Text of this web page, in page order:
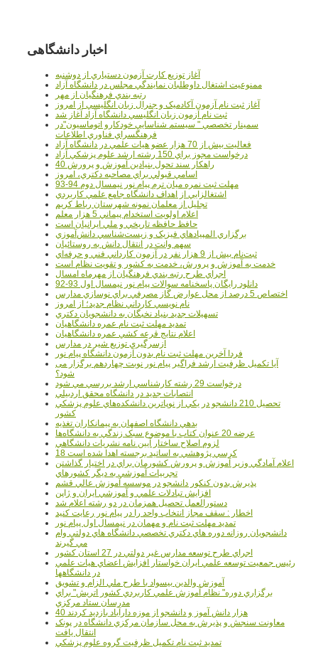
اخبار دانشگاهی
آغاز توزيع کارت آزمون دستياري از دوشنبه
ممنوعيت اشتغال داوطلبان نمايندگي مجلس در دانشگاه آزاد
رتبه بندي فرهنگيان از مهر
آغاز ثبت نام آزمون آکادميک و جنرال زبان انگليسي از امروز
ثبت نام آزمون زبان انگليسي دانشگاه آزاد آغاز شد
سمينار تخصصي " سيستم شناسايي خودکارو اتوماسيون"در
فرهنگسراي فناوري اطلاعات
فعاليت بيش از 70 هزار عضو هيات علمي در دانشگاه آزاد
درخواست مجوز براي 150 رشته ارشد علوم پزشکي آزاد
40 راهکار سند تحول بنيادين آموزش و پرورش
اسامي قبولي براي مصاحبه دکتري، امروز
مهلت ثبت نمره میان ترم پیام نور نیمسال دوم 94-93
اشتغالزايي از اهداف دانشگاه جامع علمي کاربردي
تجليل از معلمان نمونه شهرستان رباط کريم
اعلام اولويت استخدام پيماني 5 هزار معلم
حافظ حافظه تاريخي و ملي ايرانيان است
برگزاري المپيادهاي فيزيک و زيست‌شناسي دانش‌آموزي
سهم وانت در انتقال دانش به روستائيان
ثبت‌نام بيش از 9 هزار نفر در آزمون کارداني فني و حرفه‌اي
خدمت به آموزش و پرورش، خدمت به کشور و تقويت نظام است
اجراي طرح رتبه بندي فرهنگيان از مهرماه امسال
دانلود رایگان پاسخنامه سوالات پیام نور نیمسال اول 93-92
اختصاص 5 درصد از محل عوارض گاز مصرفي براي نوسازي مدارس
نام نويسي کارداني نظام جديد؛ از امروز
تسهيلات جديد بنياد نخبگان به دانشجويان دکتري
تمديد مهلت ثبت نام عمره دانشگاهيان
اعلام نتايج قرعه کشي عمره دانشگاهيان
ازسرگيري توزيع شير در مدارس
فردا آخرین مهلت ثبت نام بدون آزمون دانشگاه پیام نور
آیا تکمیل ظرفیت ارشد فراگیر پیام نور نوبت چهاردهم برگزار می
شود؟
درخواست 29 رشته کارشناسي ارشد بررسي مي شود
انتصابات جديد در دانشگاه محقق اردبيلي
تحصيل 210 دانشجو در يکي از نوپاترين دانشکده‌هاي علوم پزشکي
کشور
بدهي دانشگاه اصفهان به پيمانکاران تغذيه
عرضه 20 عنوان کتاب با موضوع سبک زندگي به دانشگاه‌ها
لزوم اصلاح ساختار آيين نامه نشريات دانشگاهي
18 کرسي پژوهشي به اساتيد برجسته اهدا شده است
اعلام آمادگي وزير آموزش و پرورش کشورمان براي در اختيار گذاشتن
تجربيات آموزشي به ديگر کشورهاي
پذيرش بدون کنکور دانشجو در موسسه آموزش عالي قشم
افزايش تبادلات علمي و آموزشي ايران و ژاپن
دستورالعمل تحصیل همزمان در دو رشته اعلام شد
اخطار : سقف مجاز انتخاب واحد را در پیام نور رعایت کنید
تمدید مهلت ثبت نام و مهمان در نیمسال اول پیام نور
دانشجويان روزانه دوره هاي دكتري تخصصي دانشگاه هاي دولتي وام
مي گيرند
اجراي طرح توسعه مدارس غير دولتي در 27 استان کشور
رئيس جمعيت توسعه علمي ايران خواستار افزايش اعضاي هيات علمي
در دانشگاهها
آموزش والدين بيسواد با طرح ملي الزام و تشويق
برگزاري دوره" نظام آموزش علمي كاربردي كشور اتريش" براي
مدرسان ستاد مرکزي
40 هزار دانش آموز و دانشجو از موزه دارآباد بازديد کردند
معاونت سنجش و پذيرش به محل سازمان مرکزي دانشگاه در پونک
انتقال يافت
تمديد ثبت نام تکميل ظرفيت گروه علوم پزشکي